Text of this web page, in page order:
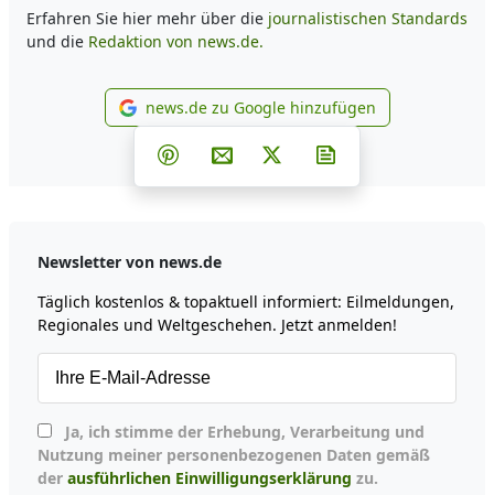
Erfahren Sie hier mehr über die journalistischen Standards
und die Redaktion von news.de.
news.de zu Google
news.de zu Google hinzufügen
Teilen auf Facebook
Teilen auf Whatsapp
Teilen auf Telegram
Teilen auf Pinterest
Per E-Mail teilen
Post auf X
Newsletter von news.de
Täglich kostenlos & topaktuell informiert: Eilmeldungen,
Regionales und Weltgeschehen. Jetzt anmelden!
Nutzung meiner personenbezogenen Daten gemäß
der ausführlichen Einwilligungserklärung zu.